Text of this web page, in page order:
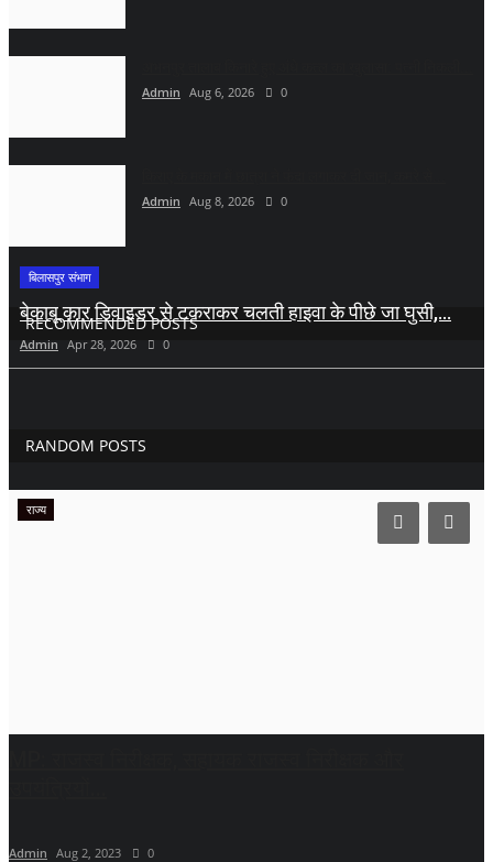
Admin Aug 6, 2026 0
Admin Aug 8, 2026 0
RECOMMENDED POSTS
बिलासपुर संभाग
बेकाबू कार डिवाइडर से टकराकर चलती हाइवा के पीछे जा घुसी,...
Admin Apr 28, 2026 0
RANDOM POSTS
राज्य
Admin Aug 2, 2023 0